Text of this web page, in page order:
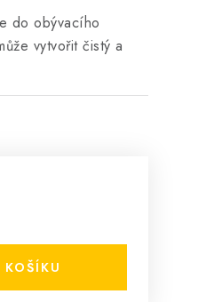
do obývacího
vytvořit čistý a